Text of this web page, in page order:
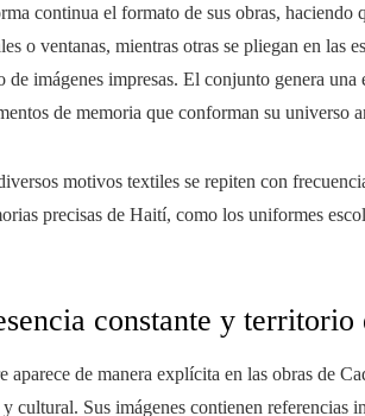
continua el formato de sus obras, haciendo
o ventanas, mientras otras se pliegan en las
de imágenes impresas. El conjunto genera
de memoria que conforman su universo
motivos textiles se repiten con
precisas de Haití, como los uniformes
constante y territorio
de manera explícita en las obras de
cultural. Sus imágenes contienen referencias